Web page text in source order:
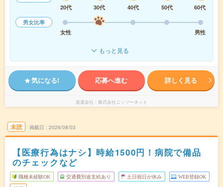
20代
30代 40代 50代
60代
男女比率
女性
男性
もっと見る
気になる! 応募へ進む 詳しく見る
派遣会社 株式会社ニッソーネット
未読 掲載日 2026/08/03
【医療行為はナシ】時給1500円！病院で備品
のチェックなど
職種未経験OK 交通費別途支給あり 土日祝日が休み WEB登録OK